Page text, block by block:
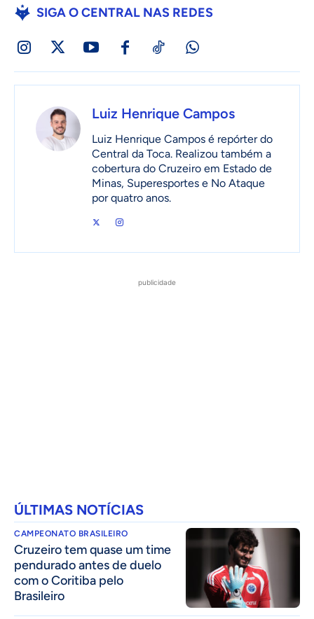
SIGA O CENTRAL NAS REDES
Luiz Henrique Campos
Luiz Henrique Campos é repórter do
Central da Toca. Realizou também a
cobertura do Cruzeiro em Estado de
Minas, Superesportes e No Ataque
por quatro anos.
publicidade
ÚLTIMAS NOTÍCIAS
CAMPEONATO BRASILEIRO
Cruzeiro tem quase um time
pendurado antes de duelo
com o Coritiba pelo
Brasileiro